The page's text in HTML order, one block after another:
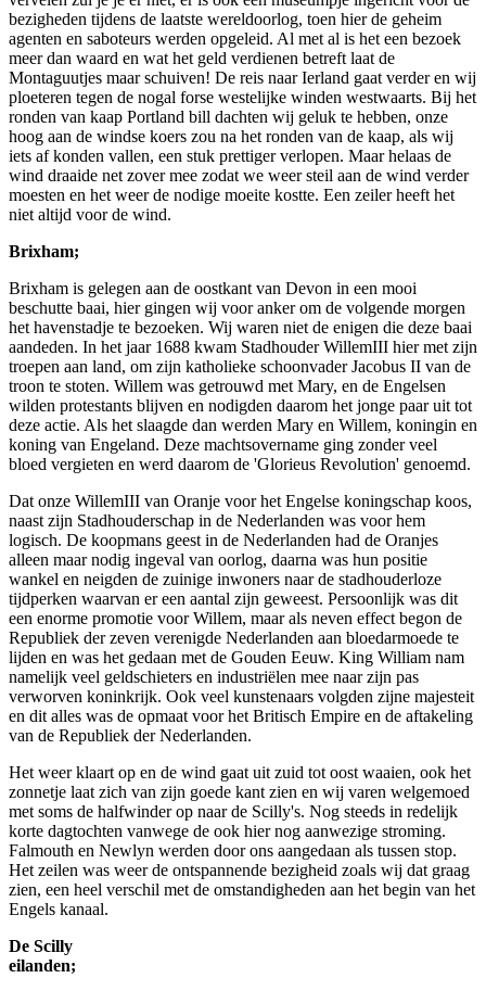
bezigheden tijdens de laatste wereldoorlog, toen hier de geheim
agenten en saboteurs werden opgeleid. Al met al is het een bezoek
meer dan waard en wat het geld verdienen betreft laat de
Montaguutjes maar schuiven! De reis naar Ierland gaat verder en wij
ploeteren tegen de nogal forse westelijke winden westwaarts. Bij het
ronden van kaap Portland bill dachten wij geluk te hebben, onze
hoog aan de windse koers zou na het ronden van de kaap, als wij
iets af konden vallen, een stuk prettiger verlopen. Maar helaas de
wind draaide net zover mee zodat we weer steil aan de wind verder
moesten en het weer de nodige moeite kostte. Een zeiler heeft het
niet altijd voor de wind.
Brixham is gelegen aan de oostkant van Devon in een mooi
beschutte baai, hier gingen wij voor anker om de volgende morgen
het havenstadje te bezoeken. Wij waren niet de enigen die deze baai
aandeden. In het jaar 1688 kwam Stadhouder WillemIII hier met zijn
troepen aan land, om zijn katholieke schoonvader Jacobus II van de
troon te stoten. Willem was getrouwd met Mary, en de Engelsen
wilden protestants blijven en nodigden daarom het jonge paar uit tot
deze actie. Als het slaagde dan werden Mary en Willem, koningin en
koning van Engeland. Deze machtsovername ging zonder veel
bloed vergieten en werd daarom de 'Glorieus Revolution' genoemd.
Dat onze WillemIII van Oranje voor het Engelse koningschap koos,
naast zijn Stadhouderschap in de Nederlanden was voor hem
logisch. De koopmans geest in de Nederlanden had de Oranjes
alleen maar nodig ingeval van oorlog, daarna was hun positie
wankel en neigden de zuinige inwoners naar de stadhouderloze
tijdperken waarvan er een aantal zijn geweest. Persoonlijk was dit
een enorme promotie voor Willem, maar als neven effect begon de
Republiek der zeven verenigde Nederlanden aan bloedarmoede te
lijden en was het gedaan met de Gouden Eeuw. King William nam
namelijk veel geldschieters en industriëlen mee naar zijn pas
verworven koninkrijk. Ook veel kunstenaars volgden zijne majesteit
en dit alles was de opmaat voor het Britisch Empire en de aftakeling
van de Republiek der Nederlanden.
Het weer klaart op en de wind gaat uit zuid tot oost waaien, ook het
zonnetje laat zich van zijn goede kant zien en wij varen welgemoed
met soms de halfwinder op naar de Scilly's. Nog steeds in redelijk
korte dagtochten vanwege de ook hier nog aanwezige stroming.
Falmouth en Newlyn werden door ons aangedaan als tussen stop.
Het zeilen was weer de ontspannende bezigheid zoals wij dat graag
zien, een heel verschil met de omstandigheden aan het begin van het
Engels kanaal.
De Scilly